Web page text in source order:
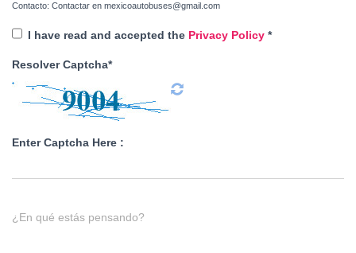
Contacto: Contactar en mexicoautobuses@gmail.com
I have read and accepted the Privacy Policy *
Resolver Captcha*
Enter Captcha Here :
¿En qué estás pensando?